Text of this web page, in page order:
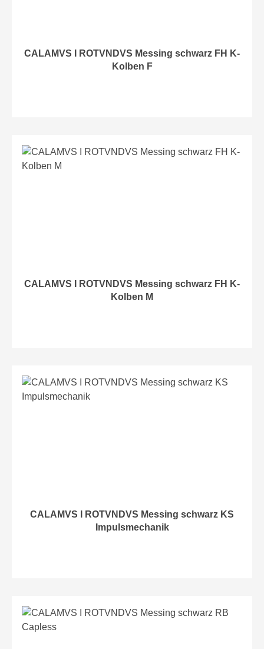
CALAMVS I ROTVNDVS Messing schwarz FH K-
Kolben F
CALAMVS I ROTVNDVS Messing schwarz FH K-
Kolben M
CALAMVS I ROTVNDVS Messing schwarz KS
Impulsmechanik